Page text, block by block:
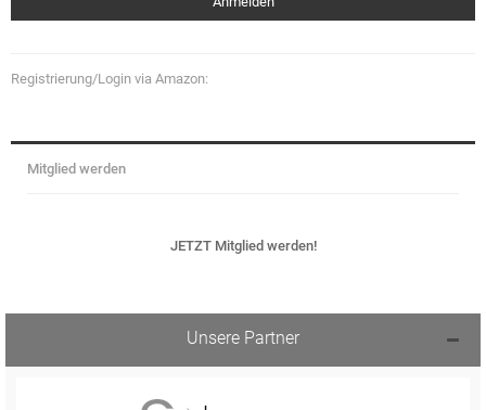
Registrierung/Login via Amazon:
Mitglied werden
JETZT Mitglied werden!
Unsere Partner